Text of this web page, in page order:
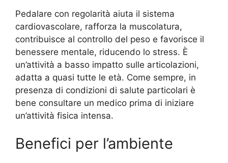
Pedalare con regolarità aiuta il sistema
cardiovascolare, rafforza la muscolatura,
contribuisce al controllo del peso e favorisce il
benessere mentale, riducendo lo stress. È
un’attività a basso impatto sulle articolazioni,
adatta a quasi tutte le età. Come sempre, in
presenza di condizioni di salute particolari è
bene consultare un medico prima di iniziare
un’attività fisica intensa.
Benefici per l’ambiente